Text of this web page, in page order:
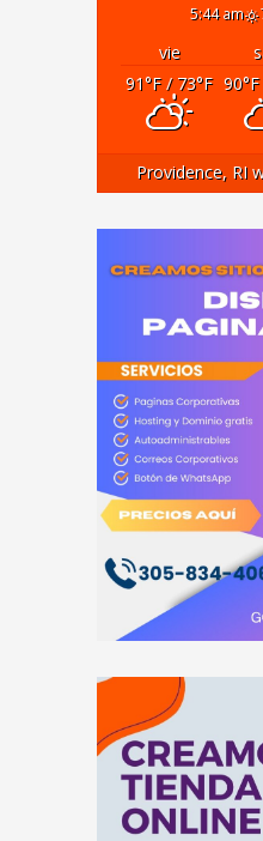
5:44 am
vie
91°F/ 73°F 90°F
Providence, RI